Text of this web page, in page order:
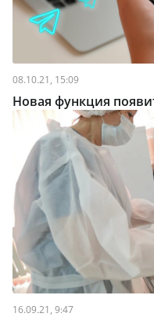
08.10.21, 15:09
Новая функция
16.09.21, 9:47